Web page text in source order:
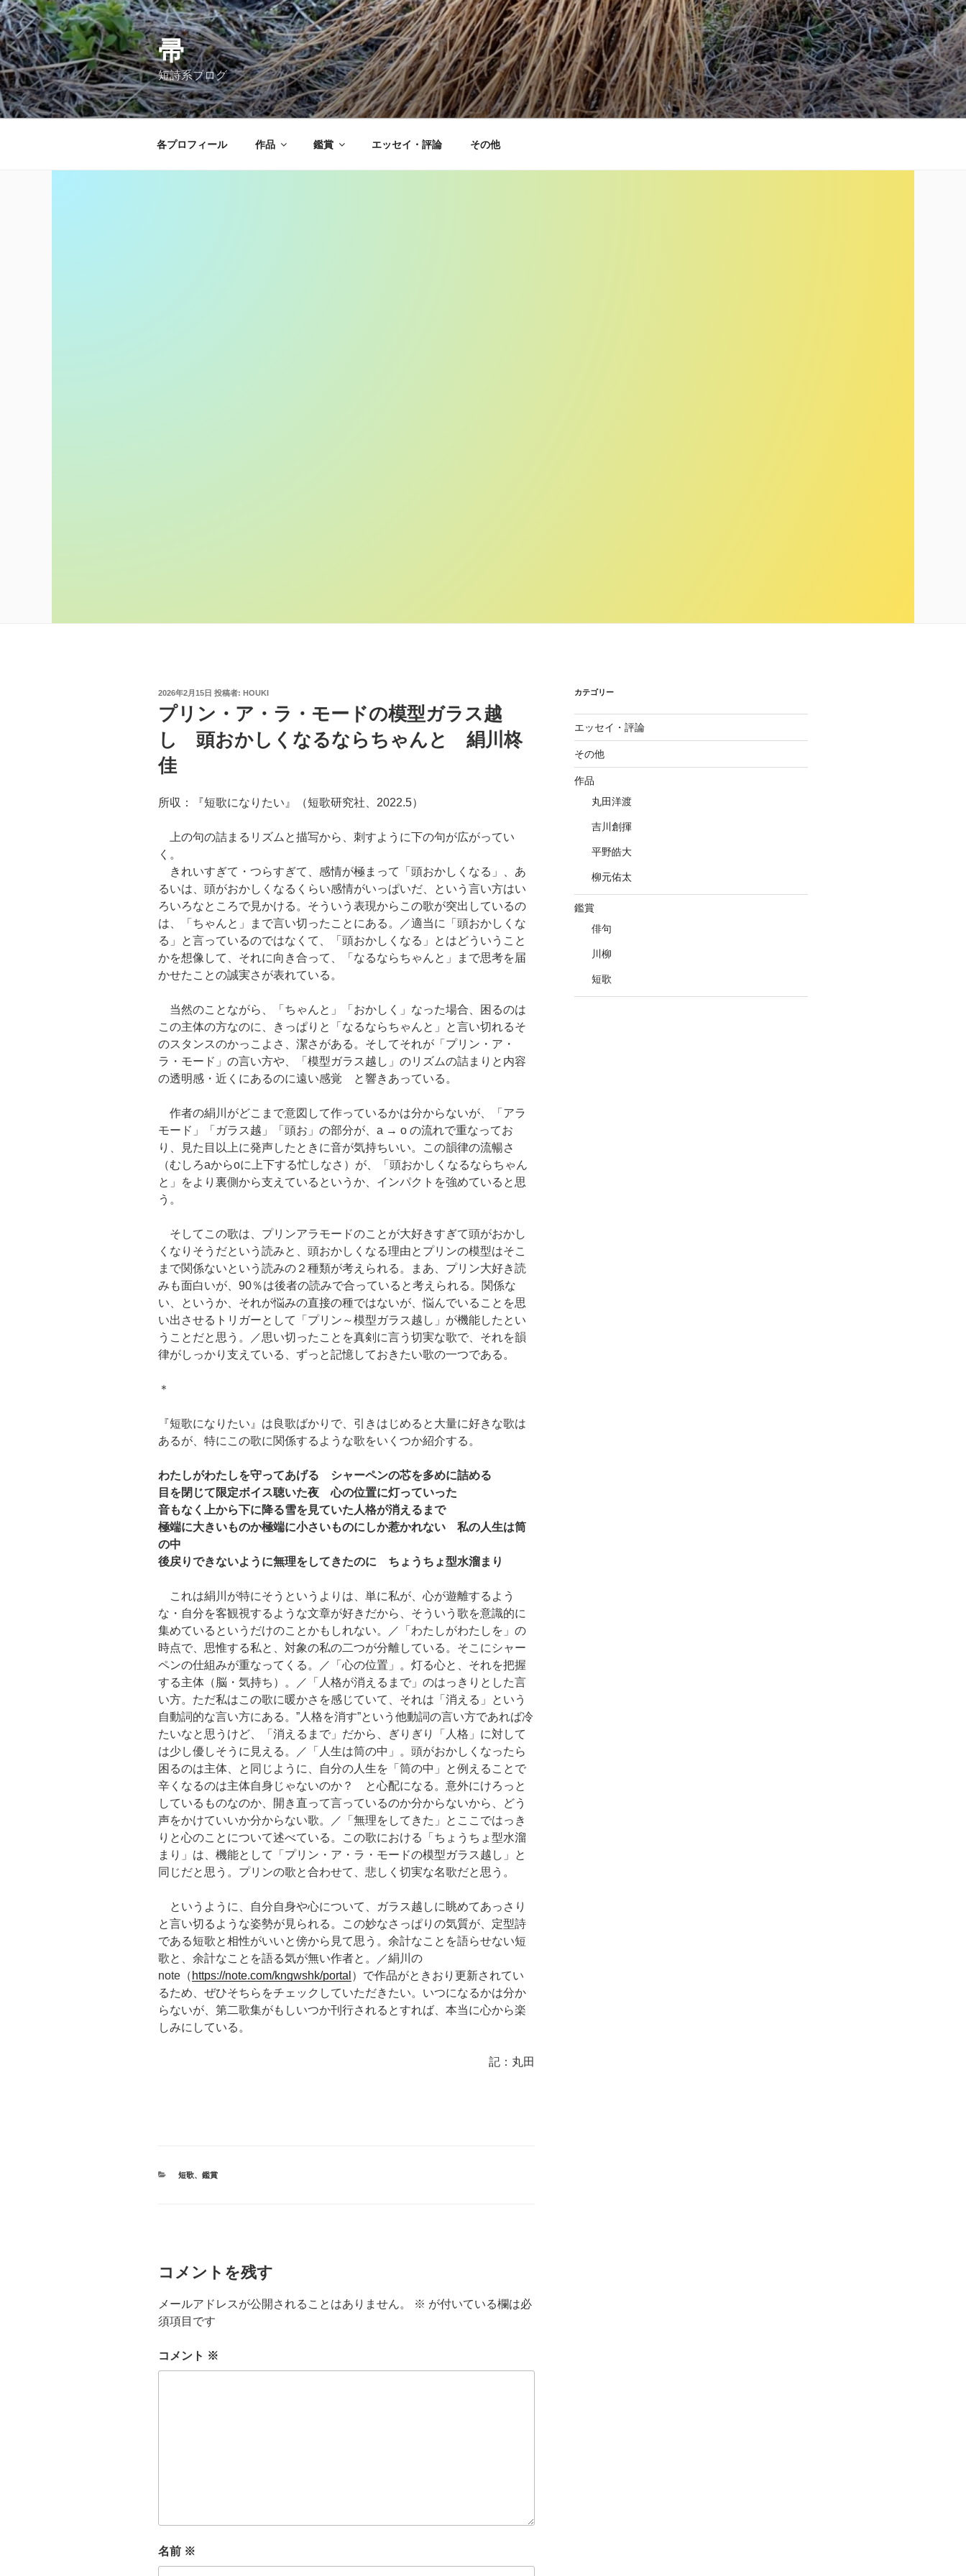
コ
ン
テ
ン
ツ
へ
ス
帚
短詩系ブログ
各プロフィール 作品 鑑賞 エッセイ・評論 その他
投
日:
2026年2月15日 投稿者: HOUKI
プリン・ア・ラ・モードの模型ガラス越
し 頭おかしくなるならちゃんと 絹川柊
佳
所収：『短歌になりたい』（短歌研究社、2022.5）
上の句の詰まるリズムと描写から、刺すように下の句が広がってい
く。
きれいすぎて・つらすぎて、感情が極まって「頭おかしくなる」、あ
るいは、頭がおかしくなるくらい感情がいっぱいだ、という言い方はい
ろいろなところで見かける。そういう表現からこの歌が突出しているの
は、「ちゃんと」まで言い切ったことにある。／適当に「頭おかしくな
る」と言っているのではなくて、「頭おかしくなる」とはどういうこと
かを想像して、それに向き合って、「なるならちゃんと」まで思考を届
かせたことの誠実さが表れている。
当然のことながら、「ちゃんと」「おかしく」なった場合、困るのは
この主体の方なのに、きっぱりと「なるならちゃんと」と言い切れるそ
のスタンスのかっこよさ、潔さがある。そしてそれが「プリン・ア・
ラ・モード」の言い方や、「模型ガラス越し」のリズムの詰まりと内容
の透明感・近くにあるのに遠い感覚 と響きあっている。
作者の絹川がどこまで意図して作っているかは分からないが、「アラ
モード」「ガラス越」「頭お」の部分が、a → o の流れで重なってお
り、見た目以上に発声したときに音が気持ちいい。この韻律の流暢さ
（むしろaからoに上下する忙しなさ）が、「頭おかしくなるならちゃん
と」をより裏側から支えているというか、インパクトを強めていると思
う。
そしてこの歌は、プリンアラモードのことが大好きすぎて頭がおかし
くなりそうだという読みと、頭おかしくなる理由とプリンの模型はそこ
まで関係ないという読みの２種類が考えられる。まあ、プリン大好き読
みも面白いが、90％は後者の読みで合っていると考えられる。関係な
い、というか、それが悩みの直接の種ではないが、悩んでいることを思
い出させるトリガーとして「プリン～模型ガラス越し」が機能したとい
うことだと思う。／思い切ったことを真剣に言う切実な歌で、それを韻
律がしっかり支えている、ずっと記憶しておきたい歌の一つである。
＊
『短歌になりたい』は良歌ばかりで、引きはじめると大量に好きな歌は
あるが、特にこの歌に関係するような歌をいくつか紹介する。
わたしがわたしを守ってあげる シャーペンの芯を多めに詰める
目を閉じて限定ボイス聴いた夜 心の位置に灯っていった
音もなく上から下に降る雪を見ていた人格が消えるまで
極端に大きいものか極端に小さいものにしか惹かれない 私の人生は筒
の中
後戻りできないように無理をしてきたのに ちょうちょ型水溜まり
これは絹川が特にそうというよりは、単に私が、心が遊離するよう
な・自分を客観視するような文章が好きだから、そういう歌を意識的に
集めているというだけのことかもしれない。／「わたしがわたしを」の
時点で、思惟する私と、対象の私の二つが分離している。そこにシャー
ペンの仕組みが重なってくる。／「心の位置」。灯る心と、それを把握
する主体（脳・気持ち）。／「人格が消えるまで」のはっきりとした言
い方。ただ私はこの歌に暖かさを感じていて、それは「消える」という
自動詞的な言い方にある。”人格を消す”という他動詞の言い方であれば冷
たいなと思うけど、「消えるまで」だから、ぎりぎり「人格」に対して
は少し優しそうに見える。／「人生は筒の中」。頭がおかしくなったら
困るのは主体、と同じように、自分の人生を「筒の中」と例えることで
辛くなるのは主体自身じゃないのか？ と心配になる。意外にけろっと
しているものなのか、開き直って言っているのか分からないから、どう
声をかけていいか分からない歌。／「無理をしてきた」とここではっき
りと心のことについて述べている。この歌における「ちょうちょ型水溜
まり」は、機能として「プリン・ア・ラ・モードの模型ガラス越し」と
同じだと思う。プリンの歌と合わせて、悲しく切実な名歌だと思う。
というように、自分自身や心について、ガラス越しに眺めてあっさり
と言い切るような姿勢が見られる。この妙なさっぱりの気質が、定型詩
である短歌と相性がいいと傍から見て思う。余計なことを語らせない短
歌と、余計なことを語る気が無い作者と。／絹川の
note（ https://note.com/kngwshk/portal ）で作品がときおり更新されてい
るため、ぜひそちらをチェックしていただきたい。いつになるかは分か
らないが、第二歌集がもしいつか刊行されるとすれば、本当に心から楽
しみにしている。
記：丸田
カ
短歌、 鑑賞
コメントを残す
メールアドレスが公開されることはありません。 ※ が付いている欄は必
須項目です
コメント ※
名前 ※
カテゴリー
エッセイ・評論
その他
作品
丸田洋渡
吉川創揮
平野皓大
柳元佑太
鑑賞
俳句
川柳
短歌